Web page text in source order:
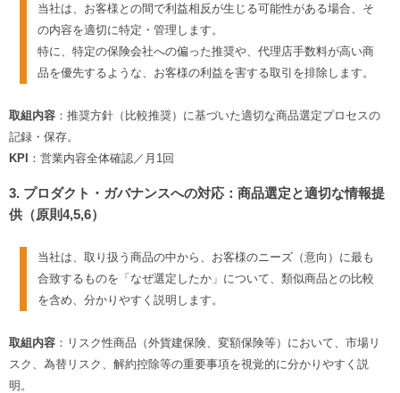
当社は、お客様との間で利益相反が生じる可能性がある場合、そ
の内容を適切に特定・管理します。
特に、特定の保険会社への偏った推奨や、代理店手数料が高い商
品を優先するような、お客様の利益を害する取引を排除します。
取組内容 ：推奨方針（比較推奨）に基づいた適切な商品選定プロセスの
記録・保存。
KPI ：営業内容全体確認／月1回
3. プロダクト・ガバナンスへの対応：商品選定と適切な情報提
供（原則4,5,6）
当社は、取り扱う商品の中から、お客様のニーズ（意向）に最も
合致するものを「なぜ選定したか」について、類似商品との比較
を含め、分かりやすく説明します。
取組内容 ：リスク性商品（外貨建保険、変額保険等）において、市場リ
スク、為替リスク、解約控除等の重要事項を視覚的に分かりやすく説
明。